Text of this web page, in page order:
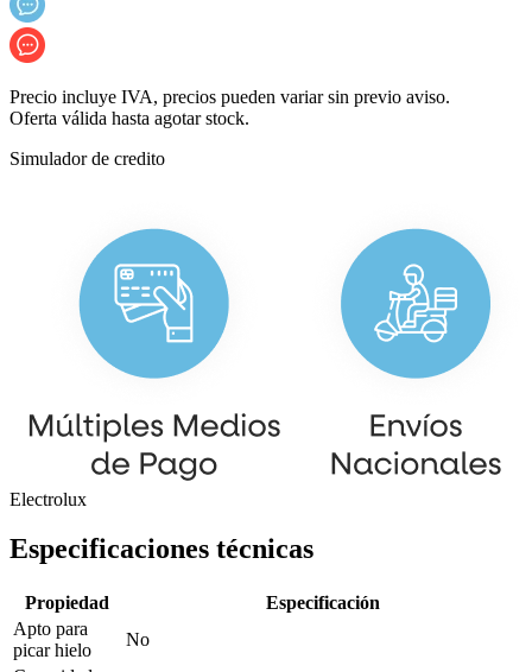
Precio incluye IVA, precios pueden variar sin previo aviso.
Oferta válida hasta agotar stock.
Simulador de credito
Electrolux
Especificaciones técnicas
Propiedad
Especificación
Apto para
picar hielo
No